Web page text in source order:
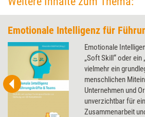
Emotionale
„Soft Skill“ oder ein
vielmehr ein
menschlichen
Unternehmen und
unverzichtbar für
Zusammenarbeit